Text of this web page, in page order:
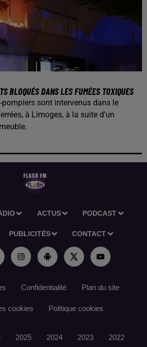
BLOQUÉS DANS LES FUMÉES TOXIQUES
pompiers sont intervenus dans le
à Limoges, à la suite d’un
ACTUS PODCAST
PUBLICITÉS CONTACT
Confidentialité Plan du site
cookies Politique cookies
2025 2024 2023 2022